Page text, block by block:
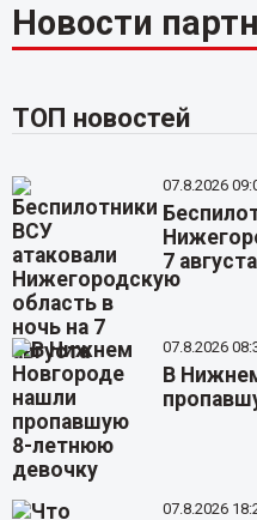
Новости
ТОП новостей
07.8.2026
7 августа
07.8.2026
В
07.8.2026